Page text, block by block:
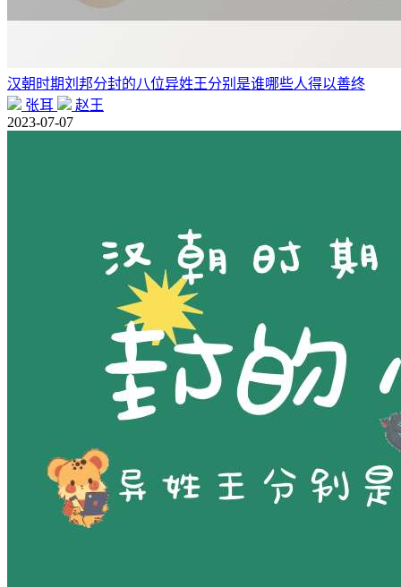
汉朝时期刘邦分封的八位异姓王分别是谁哪些人得以善终
张耳
赵王
2023-07-07